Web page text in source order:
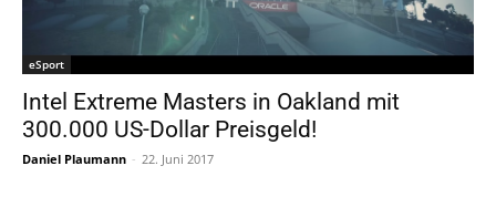
eSport
Intel Extreme Masters in Oakland mit
300.000 US-Dollar Preisgeld!
Daniel Plaumann - 22. Juni 2017